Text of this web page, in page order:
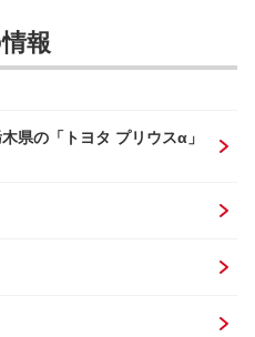
報
県の「トヨタ プリウスα」